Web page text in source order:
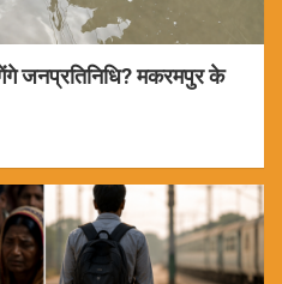
जनप्रतिनिधि? मकरमपुर के